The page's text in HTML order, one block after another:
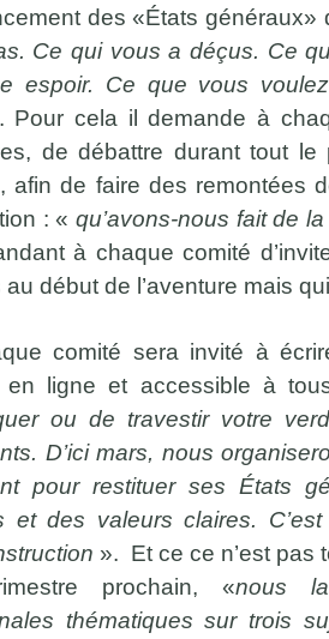
des «États généraux»
Ce qui vous a déçus. Ce
espoir. Ce que vous
Pour cela il demande à
de débattre durant tout le
afin de faire des remontées
: « qu’avons-nous fait de
à chaque comité
au début de l’aventure mais
comité sera invité à
en ligne et accessible à
ou de travestir votre
D’ici mars, nous
pour restituer ses États
et des valeurs claires.
». Et ce ce n’est pas
prochain, «nous
thématiques sur trois